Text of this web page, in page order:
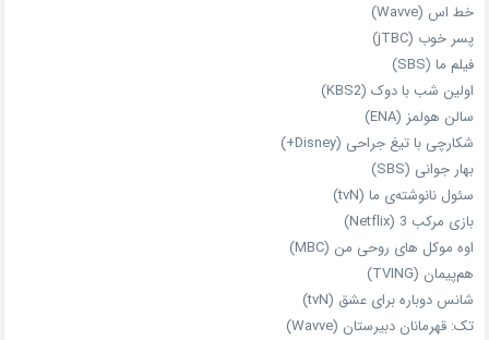
خط اس (Wavve)
پسر خوب (jTBC)
فیلم ما (SBS)
اولین شب با دوک (KBS2)
سالن هولمز (ENA)
شکارچی با تیغ جراحی (Disney+)
بهار جوانی (SBS)
سئول نانوشته‌ی ما (tvN)
بازی مرکب 3 (Netflix)
اوه موکل های روحی من (MBC)
هم‌پیمان (TVING)
شانس دوباره برای عشق (tvN)
تک: قهرمانان دبیرستان (Wavve)